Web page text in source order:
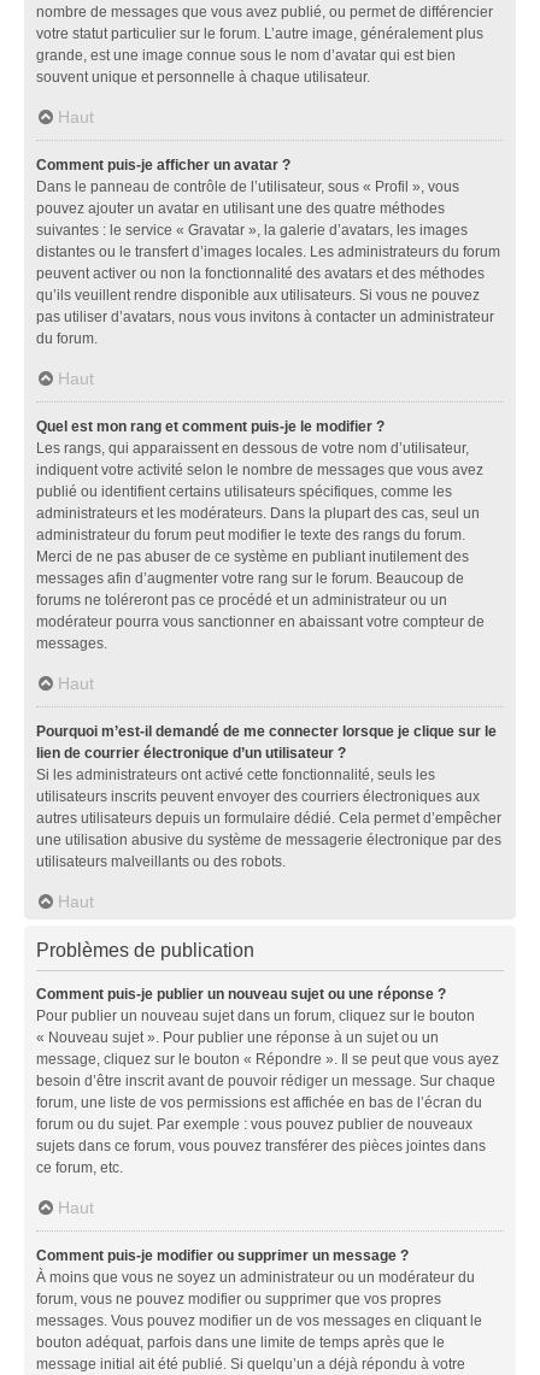
nombre de messages que vous avez publié, ou permet de différencier
votre statut particulier sur le forum. L’autre image, généralement plus
grande, est une image connue sous le nom d’avatar qui est bien
souvent unique et personnelle à chaque utilisateur.
Haut
Comment puis-je afficher un avatar ?
Dans le panneau de contrôle de l’utilisateur, sous « Profil », vous
pouvez ajouter un avatar en utilisant une des quatre méthodes
suivantes : le service « Gravatar », la galerie d’avatars, les images
distantes ou le transfert d’images locales. Les administrateurs du forum
peuvent activer ou non la fonctionnalité des avatars et des méthodes
qu’ils veuillent rendre disponible aux utilisateurs. Si vous ne pouvez
pas utiliser d’avatars, nous vous invitons à contacter un administrateur
du forum.
Haut
Quel est mon rang et comment puis-je le modifier ?
Les rangs, qui apparaissent en dessous de votre nom d’utilisateur,
indiquent votre activité selon le nombre de messages que vous avez
publié ou identifient certains utilisateurs spécifiques, comme les
administrateurs et les modérateurs. Dans la plupart des cas, seul un
administrateur du forum peut modifier le texte des rangs du forum.
Merci de ne pas abuser de ce système en publiant inutilement des
messages afin d’augmenter votre rang sur le forum. Beaucoup de
forums ne toléreront pas ce procédé et un administrateur ou un
modérateur pourra vous sanctionner en abaissant votre compteur de
messages.
Haut
Pourquoi m’est-il demandé de me connecter lorsque je clique sur le
lien de courrier électronique d’un utilisateur ?
Si les administrateurs ont activé cette fonctionnalité, seuls les
utilisateurs inscrits peuvent envoyer des courriers électroniques aux
autres utilisateurs depuis un formulaire dédié. Cela permet d’empêcher
une utilisation abusive du système de messagerie électronique par des
utilisateurs malveillants ou des robots.
Haut
Problèmes de publication
Comment puis-je publier un nouveau sujet ou une réponse ?
Pour publier un nouveau sujet dans un forum, cliquez sur le bouton
« Nouveau sujet ». Pour publier une réponse à un sujet ou un
message, cliquez sur le bouton « Répondre ». Il se peut que vous ayez
besoin d’être inscrit avant de pouvoir rédiger un message. Sur chaque
forum, une liste de vos permissions est affichée en bas de l’écran du
forum ou du sujet. Par exemple : vous pouvez publier de nouveaux
sujets dans ce forum, vous pouvez transférer des pièces jointes dans
ce forum, etc.
Haut
Comment puis-je modifier ou supprimer un message ?
À moins que vous ne soyez un administrateur ou un modérateur du
forum, vous ne pouvez modifier ou supprimer que vos propres
messages. Vous pouvez modifier un de vos messages en cliquant le
bouton adéquat, parfois dans une limite de temps après que le
message initial ait été publié. Si quelqu’un a déjà répondu à votre